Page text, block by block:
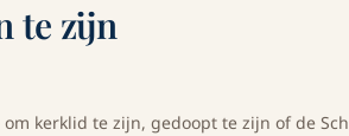
te zijn
kerklid te zijn, gedoopt te zijn of de